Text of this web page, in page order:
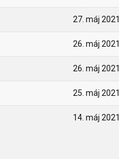
27. máj 2021
26. máj 2021
26. máj 2021
25. máj 2021
14. máj 2021